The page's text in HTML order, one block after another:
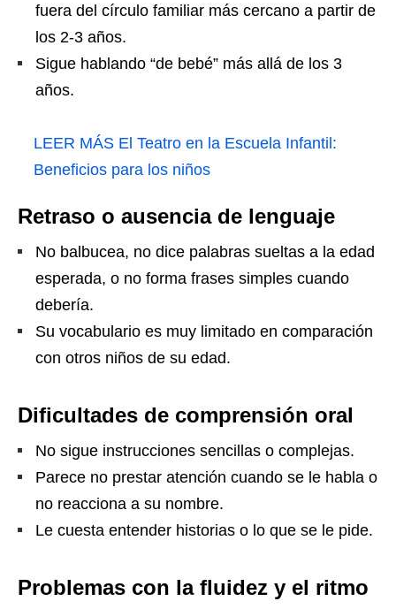
fuera del círculo familiar más cercano a partir de
los 2-3 años.
Sigue hablando “de bebé” más allá de los 3
años.
LEER MÁS El Teatro en la Escuela Infantil:
Beneficios para los niños
Retraso o ausencia de lenguaje
No balbucea, no dice palabras sueltas a la edad
esperada, o no forma frases simples cuando
debería.
Su vocabulario es muy limitado en comparación
con otros niños de su edad.
Dificultades de comprensión oral
No sigue instrucciones sencillas o complejas.
Parece no prestar atención cuando se le habla o
no reacciona a su nombre.
Le cuesta entender historias o lo que se le pide.
Problemas con la fluidez y el ritmo